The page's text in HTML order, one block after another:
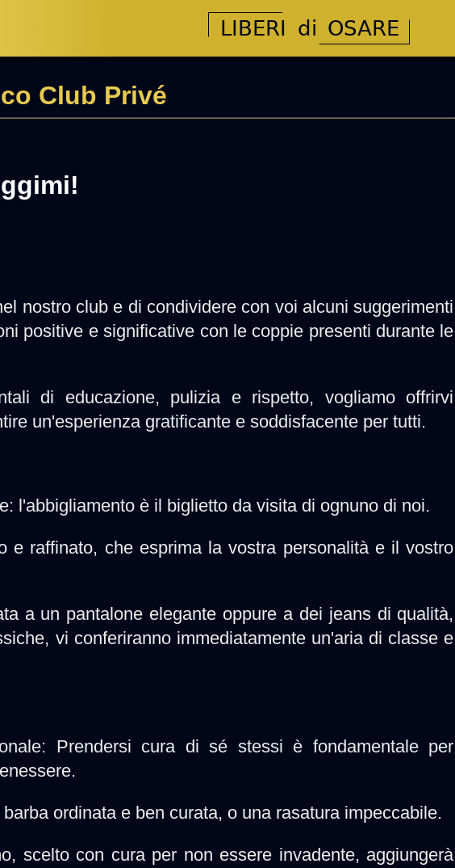
Club Privé
nostro club e di condividere con voi alcuni suggerimenti
positive e significative con le coppie presenti durante le
di educazione, pulizia e rispetto, vogliamo offrirvi
un'esperienza gratificante e soddisfacente per tutti.
l'abbigliamento è il biglietto da visita di ognuno di noi.
e raffinato, che esprima la vostra personalità e il vostro
a un pantalone elegante oppure a dei jeans di qualità,
vi conferiranno immediatamente un'aria di classe e
Prendersi cura di sé stessi è fondamentale per
ordinata e ben curata, o una rasatura impeccabile.
scelto con cura per non essere invadente, aggiungerà